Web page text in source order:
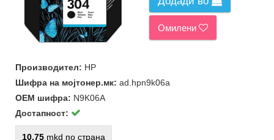
Омилени
Производител: HP
Шифра на мојтонер.мк: ad.hpn9k06a
ОЕМ шифра: N9K06A
Достапност:
10.75 mkd по страна